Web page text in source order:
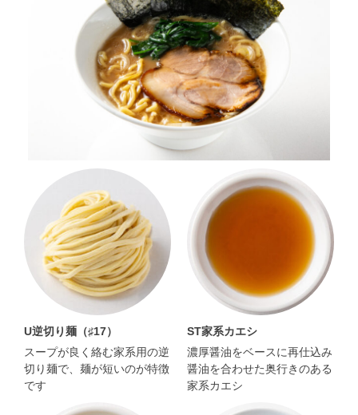
U逆切り麺（♯17）
スープが良く絡む家系用の逆
切り麺で、麺が短いのが特徴
です
ST家系カエシ
濃厚醤油をベースに再仕込み
醤油を合わせた奥行きのある
家系カエシ